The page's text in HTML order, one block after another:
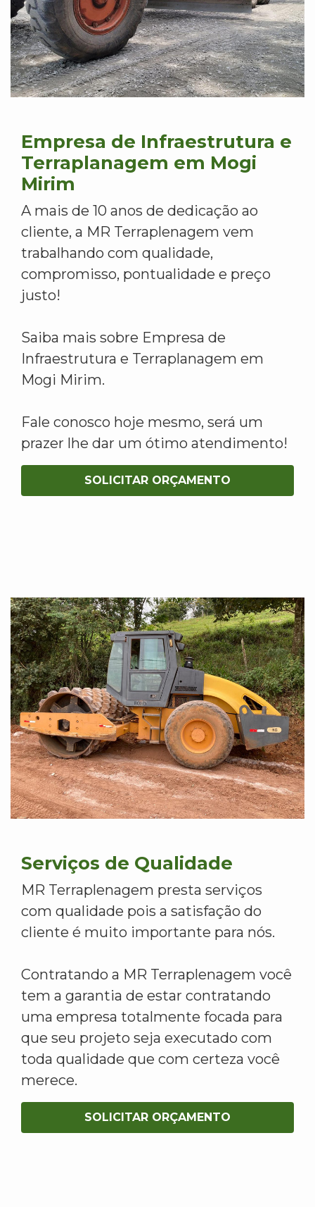
Empresa de Infraestrutura e
Terraplanagem em Mogi
Mirim
A mais de 10 anos de dedicação ao
cliente, a MR Terraplenagem vem
trabalhando com qualidade,
compromisso, pontualidade e preço
justo!
Saiba mais sobre Empresa de
Infraestrutura e Terraplanagem em
Mogi Mirim.
Fale conosco hoje mesmo, será um
prazer lhe dar um ótimo atendimento!
SOLICITAR ORÇAMENTO
Serviços de Qualidade
MR Terraplenagem presta serviços
com qualidade pois a satisfação do
cliente é muito importante para nós.
Contratando a MR Terraplenagem você
tem a garantia de estar contratando
uma empresa totalmente focada para
que seu projeto seja executado com
toda qualidade que com certeza você
merece.
SOLICITAR ORÇAMENTO